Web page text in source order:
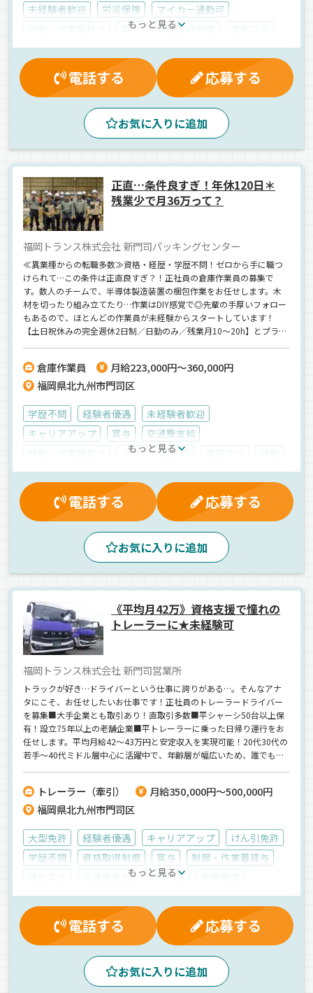
未経験者歓迎 労災保険
マイカー通勤可
賞与 資格取得制度
退職金制度
雇用保険 交通費支給
健康保険
厚生年金
残業手当 家族手当 昇給 朝
夕方
拠点多数 庫内作業員募集 工業製品 正社員
もっと見る
電話する 応募する
お気に入りに追加
正直…条件良すぎ！年休120日＊
残業少で月36万って？
福岡トランス株式会社 新門司パッキングセンター
≪異業種からの転職多数≫資格・経歴・学歴不問！ゼロから手に職つ
けられて…この条件は正直良すぎ？！正社員の倉庫作業員の募集で
す。数人のチームで、半導体製造装置の梱包作業をお任せします。木
材を切ったり組み立てたり…作業はDIY感覚で◎先輩の手厚いフォロー
もあるので、ほとんどの作業員が未経験からスタートしています！
【土日祝休みの完全週休2日制／日勤のみ／残業月10～20h】とプライ
い◎倉庫作業員
月給223,000円～360,000円
福岡県北九州市門司区
学歴不問 経験者優遇
未経験者歓迎
キャリアアップ
賞与
交通費支給
マイカー通勤可
家族手当
退職金制度 残業手当
厚生年金
健康保険
資格取得制度 雇用保険 労災保険
夕方 拠点多数 庫内作業員募集
工業製品
もっと見る
電話する 応募する
お気に入りに追加
《平均月42万》資格支援で憧れの
トレーラーに★未経験可
福岡トランス株式会社 新門司営業所
トラックが好き…ドライバーという仕事に誇りがある…。そんなアナ
タにこそ、お任せしたいお仕事です！正社員のトレーラードライバー
を募集■大手企業とも取引あり！直取引多数■平シャーシ50台以上保
有！設立75年以上の老舗企業■平トレーラーに乗った日帰り運行をお
任せします。平均月給42～43万円と安定収入を実現可能！20代30代の
若手～40代ミドル層中心に活躍中で、年齢層が幅広いため、誰でも馴
トレーラー（牽引）
月給350,000円～500,000円
福岡県北九州市門司区
大型免許 経験者優遇 キャリアアップ
けん引免許
学歴不問
資格取得制度 賞与
制服・作業着貸与
交通費支給 業務手当
雇用保険
家族手当 健康保険
退職金制度
労災保険
夕方 朝 地場
拠点多数
ドライブレコーダー 1人1台専用車
中距離
建材 トレーラー 正社員
もっと見る
電話する 応募する
お気に入りに追加